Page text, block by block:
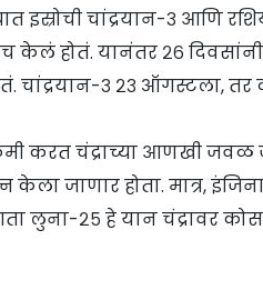
इस्रोची चांद्रयान-३ आणि
केलं होतं. यानंतर २६
चांद्रयान-३ २३ ऑगस्टला,
करत चंद्राच्या आणखी जवळ
जाणार होता. मात्र,
लुना-२५ हे यान चंद्रावर